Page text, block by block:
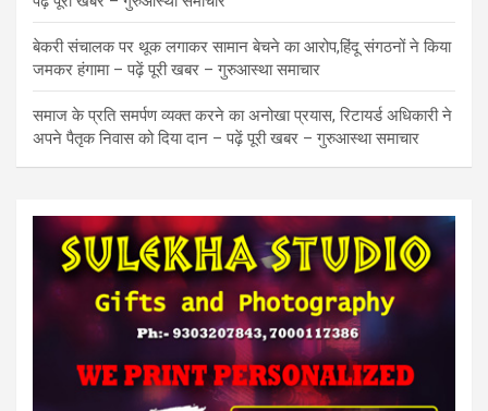
बेकरी संचालक पर थूक लगाकर सामान बेचने का आरोप,हिंदू संगठनों ने किया
जमकर हंगामा – पढ़ें पूरी खबर – गुरुआस्था समाचार
समाज के प्रति समर्पण व्यक्त करने का अनोखा प्रयास, रिटायर्ड अधिकारी ने
अपने पैतृक निवास को दिया दान – पढ़ें पूरी खबर – गुरुआस्था समाचार